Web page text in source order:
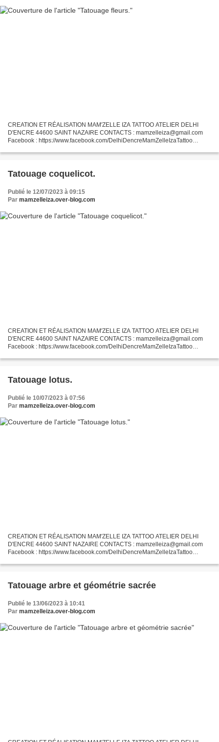
CREATION ET RÉALISATION MAM'ZELLE IZA TATTOO ATELIER DELHI
D'ENCRE 44600 SAINT NAZAIRE CONTACTS : mamzelleiza@gmail.com
Facebook : https://www.facebook.com/DelhiDencreMamZelleIzaTattoo
Tatouage coquelicot.
Publié le 12/07/2023 à 09:15
Par mamzelleiza.over-blog.com
CREATION ET RÉALISATION MAM'ZELLE IZA TATTOO ATELIER DELHI
D'ENCRE 44600 SAINT NAZAIRE CONTACTS : mamzelleiza@gmail.com
Facebook : https://www.facebook.com/DelhiDencreMamZelleIzaTattoo
Tatouage lotus.
Publié le 10/07/2023 à 07:56
Par mamzelleiza.over-blog.com
CREATION ET RÉALISATION MAM'ZELLE IZA TATTOO ATELIER DELHI
D'ENCRE 44600 SAINT NAZAIRE CONTACTS : mamzelleiza@gmail.com
Facebook : https://www.facebook.com/DelhiDencreMamZelleIzaTattoo
Tatouage arbre et géométrie sacrée
Publié le 13/06/2023 à 10:41
Par mamzelleiza.over-blog.com